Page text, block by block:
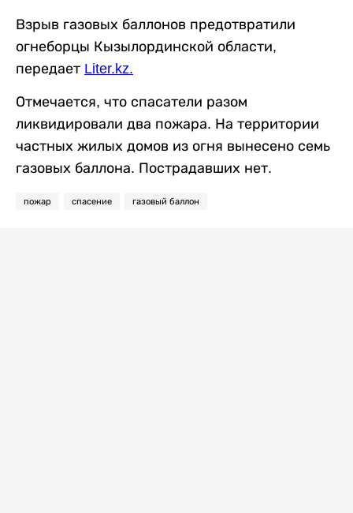
Взрыв газовых баллонов предотвратили
огнеборцы Кызылординской области,
передает Liter.kz.
Отмечается, что спасатели разом
ликвидировали два пожара. На территории
частных жилых домов из огня вынесено семь
газовых баллона. Пострадавших нет.
пожар спасение газовый баллон